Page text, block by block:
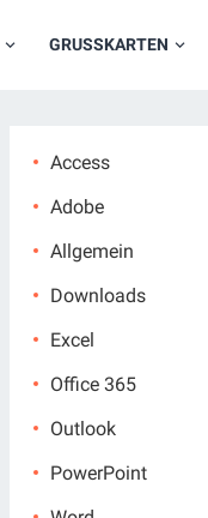
GRUSSKARTEN
Access
Adobe
Allgemein
Downloads
Excel
Office 365
Outlook
PowerPoint